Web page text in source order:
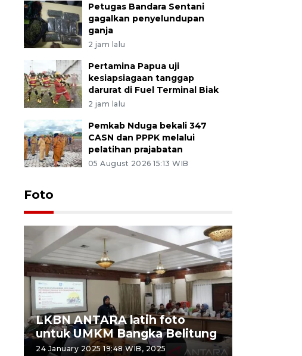
Petugas Bandara Sentani
gagalkan penyelundupan
ganja
2 jam lalu
Pertamina Papua uji
kesiapsiagaan tanggap
darurat di Fuel Terminal Biak
2 jam lalu
Pemkab Nduga bekali 347
CASN dan PPPK melalui
pelatihan prajabatan
05 August 2026 15:13 WIB
Foto
LKBN ANTARA latih foto
untuk UMKM Bangka Belitung
24 January 2025 19:48 WIB, 2025